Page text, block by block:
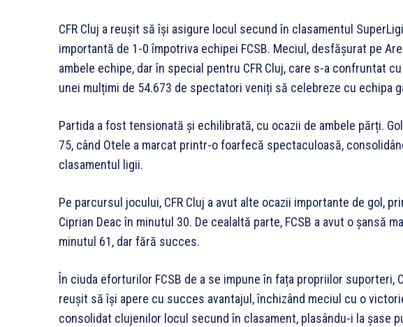
CFR Cluj a reușit să își asigure locul secund în clasamentul
importantă de 1-0 împotriva echipei FCSB. Meciul, desfășurat pe
ambele echipe, dar în special pentru CFR Cluj, care s-a confruntat
unei mulțimi de 54.673 de spectatori veniți să celebreze cu echipa
Partida a fost tensionată și echilibrată, cu ocazii de ambele părți.
75, când Otele a marcat printr-o foarfecă spectaculoasă,
clasamentul ligii.
Pe parcursul jocului, CFR Cluj a avut alte ocazii importante de gol,
Ciprian Deac în minutul 30. De cealaltă parte, FCSB a avut o șansă
minutul 61, dar fără succes.
În ciuda eforturilor FCSB de a se impune în fața propriilor suporteri,
reușit să își apere cu succes avantajul, închizând meciul cu o
consolidat clujenilor locul secund în clasament, plasându-i la șase